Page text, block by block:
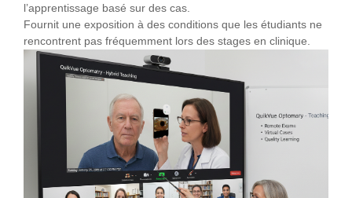
l’apprentissage basé sur des cas.
Fournit une exposition à des conditions que les étudiants ne
rencontrent pas fréquemment lors des stages en clinique.